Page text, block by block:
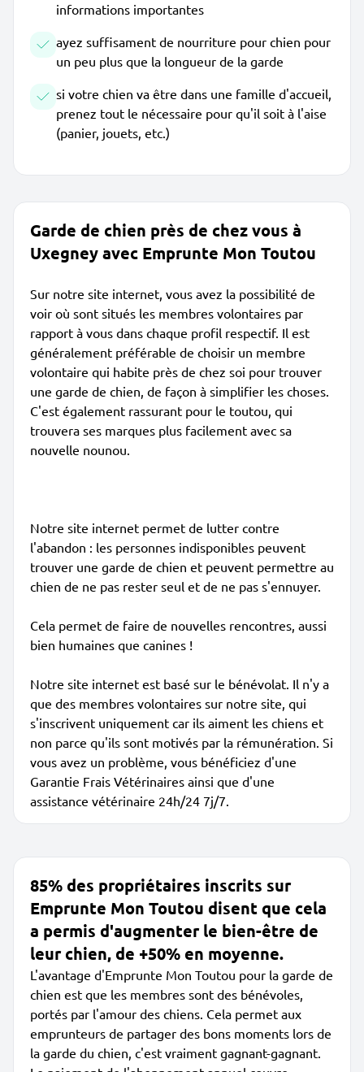
informations importantes
ayez suffisament de nourriture pour chien pour
un peu plus que la longueur de la garde
si votre chien va être dans une famille d'accueil,
prenez tout le nécessaire pour qu'il soit à l'aise
(panier, jouets, etc.)
Garde de chien près de chez vous à
Uxegney avec Emprunte Mon Toutou
Sur notre site internet, vous avez la possibilité de
voir où sont situés les membres volontaires par
rapport à vous dans chaque profil respectif. Il est
généralement préférable de choisir un membre
volontaire qui habite près de chez soi pour trouver
une garde de chien, de façon à simplifier les choses.
C'est également rassurant pour le toutou, qui
trouvera ses marques plus facilement avec sa
nouvelle nounou.
Notre site internet permet de lutter contre
l'abandon : les personnes indisponibles peuvent
trouver une garde de chien et peuvent permettre au
chien de ne pas rester seul et de ne pas s'ennuyer.
Cela permet de faire de nouvelles rencontres, aussi
bien humaines que canines !
Notre site internet est basé sur le bénévolat. Il n'y a
que des membres volontaires sur notre site, qui
s'inscrivent uniquement car ils aiment les chiens et
non parce qu'ils sont motivés par la rémunération. Si
vous avez un problème, vous bénéficiez d'une
Garantie Frais Vétérinaires ainsi que d'une
assistance vétérinaire 24h/24 7j/7.
85% des propriétaires inscrits sur
Emprunte Mon Toutou disent que cela
a permis d'augmenter le bien-être de
leur chien, de +50% en moyenne.
L'avantage d'Emprunte Mon Toutou pour la garde de
chien est que les membres sont des bénévoles,
portés par l'amour des chiens. Cela permet aux
emprunteurs de partager des bons moments lors de
la garde du chien, c'est vraiment gagnant-gagnant.